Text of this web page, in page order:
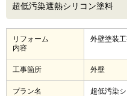
超低汚染遮熱シリコン塗料
リフォーム
内容
外壁塗装
工事箇所 外壁
プラン名 超低汚染